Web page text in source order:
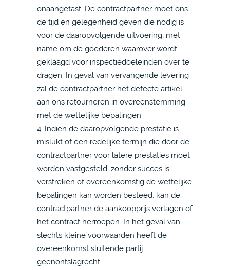
onaangetast. De contractpartner moet ons
de tijd en gelegenheid geven die nodig is
voor de daaropvolgende uitvoering, met
name om de goederen waarover wordt
geklaagd voor inspectiedoeleinden over te
dragen. In geval van vervangende levering
zal de contractpartner het defecte artikel
aan ons retourneren in overeenstemming
met de wettelijke bepalingen.
4. Indien de daaropvolgende prestatie is
mislukt of een redelijke termijn die door de
contractpartner voor latere prestaties moet
worden vastgesteld, zonder succes is
verstreken of overeenkomstig de wettelijke
bepalingen kan worden besteed, kan de
contractpartner de aankoopprijs verlagen of
het contract herroepen. In het geval van
slechts kleine voorwaarden heeft de
overeenkomst sluitende partij
geenontslagrecht.